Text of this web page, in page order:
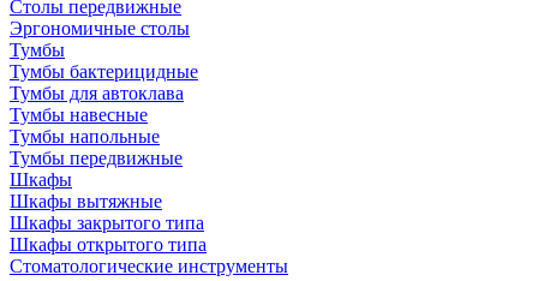
Столы передвижные
Эргономичные столы
Тумбы
Тумбы бактерицидные
Тумбы для автоклава
Тумбы навесные
Тумбы напольные
Тумбы передвижные
Шкафы
Шкафы вытяжные
Шкафы закрытого типа
Шкафы открытого типа
Стоматологические инструменты